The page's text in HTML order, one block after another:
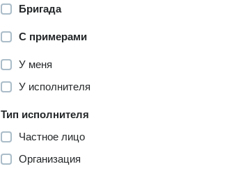
Бригада
С примерами
У меня
У исполнителя
Тип исполнителя
Частное лицо
Организация